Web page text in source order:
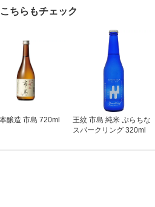
ちらもチェック
醸造 市島 720ml
王紋 市島 純米 ぷらちな
スパークリング 320ml